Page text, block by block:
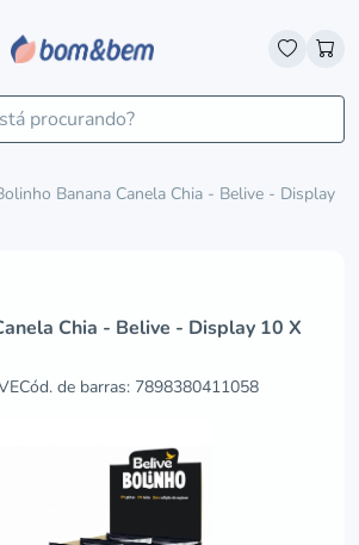
Banana Canela Chia - Belive - Display
Chia - Belive - Display 10 X
Cód. de barras: 7898380411058